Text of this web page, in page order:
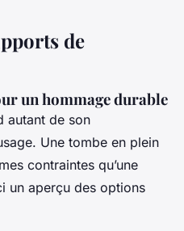
de
un hommage durable
autant de son
Une tombe en plein
contraintes qu’une
un aperçu des options